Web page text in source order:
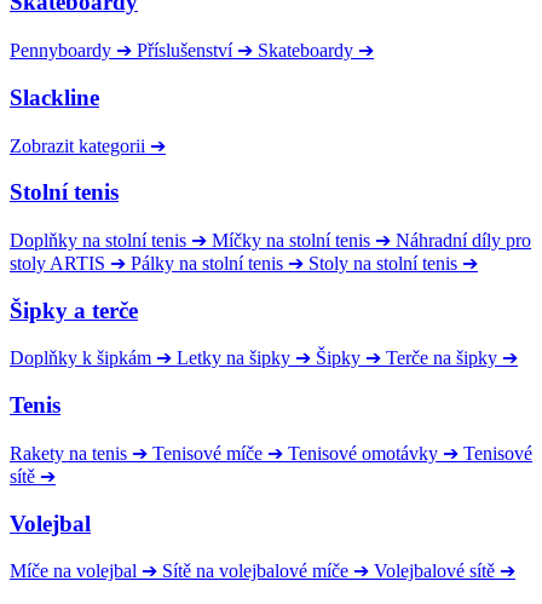
Pennyboardy ➔ Příslušenství ➔ Skateboardy ➔
Slackline
Zobrazit kategorii ➔
Stolní tenis
Doplňky na stolní tenis ➔ Míčky na stolní tenis ➔ Náhradní díly pro
stoly ARTIS ➔ Pálky na stolní tenis ➔ Stoly na stolní tenis ➔
Šipky a terče
Doplňky k šipkám ➔ Letky na šipky ➔ Šipky ➔ Terče na šipky ➔
Tenis
Rakety na tenis ➔ Tenisové míče ➔ Tenisové omotávky ➔ Tenisové
sítě ➔
Volejbal
Míče na volejbal ➔ Sítě na volejbalové míče ➔ Volejbalové sítě ➔